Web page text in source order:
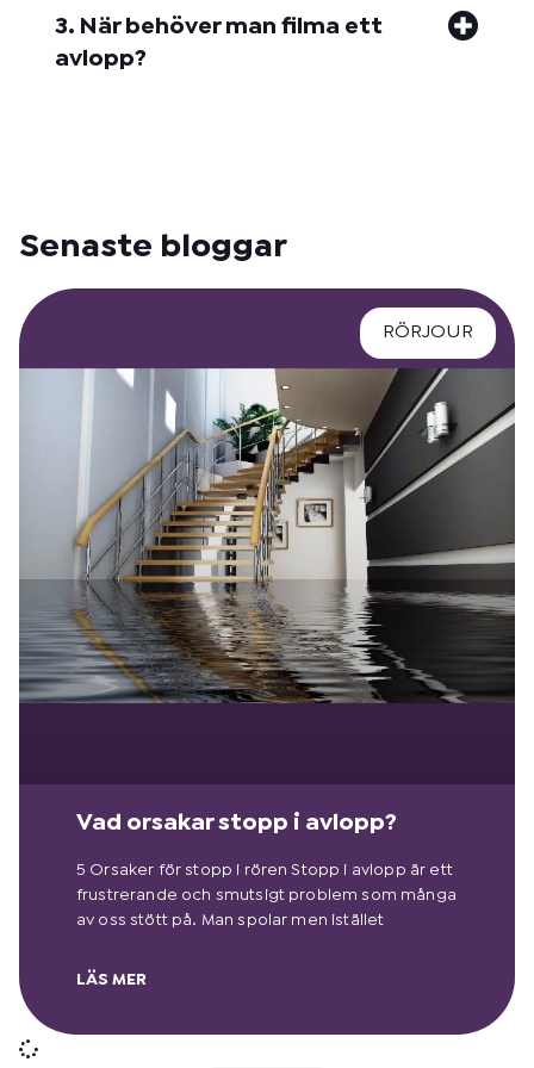
3. När behöver man filma ett
avlopp?
Senaste bloggar
RÖRJOUR
Vad orsakar stopp i avlopp?
5 Orsaker för stopp i rören Stopp i avlopp är ett
frustrerande och smutsigt problem som många
av oss stött på. Man spolar men istället
LÄS MER